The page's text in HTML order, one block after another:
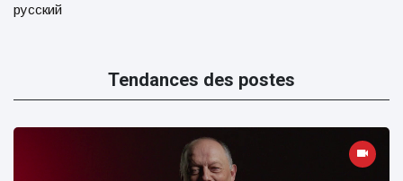
русский
Tendances des postes